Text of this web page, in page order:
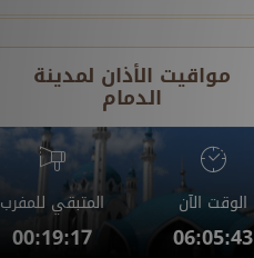
مواقيت الأذان لمدينة
الدمام
الوقت الآن
06:05:44
المتبقي للمفرب
00:19:16